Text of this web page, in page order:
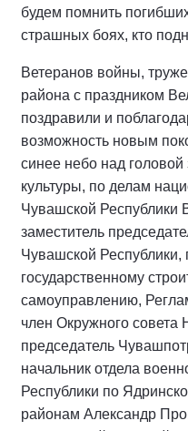
будем помнить
страшных боях, кто
Ветеранов войны,
района с праздником
поздравили и
возможность новым
синее небо над головой
культуры, по делам
Чувашской Республики
заместитель
Чувашской Республики,
государственному
самоуправлению,
член Окружного совета
председатель
начальник отдела
Республики по
районам Александр